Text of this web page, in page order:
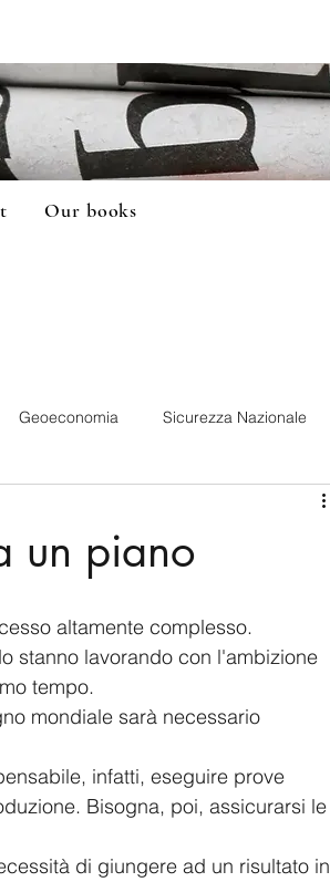
Our books
Geoeconomia Sicurezza Nazionale
Asia centrale
un piano
altamente complesso.
stanno lavorando con l'ambizione
tempo.
mondiale sarà necessario
infatti, eseguire prove
Bisogna, poi, assicurarsi le
di giungere ad un risultato in